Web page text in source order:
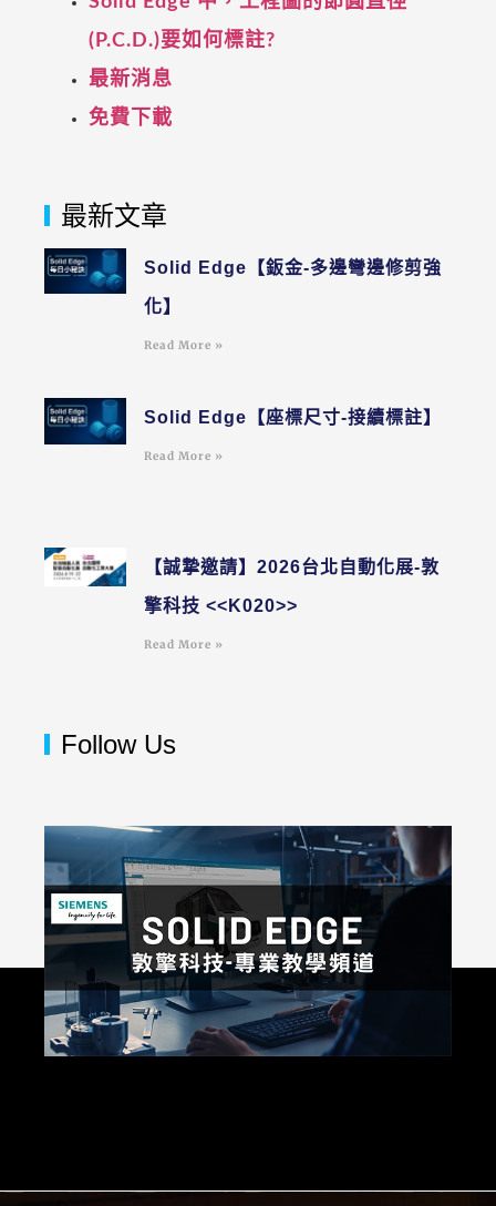
(P.C.D.)要如何標註?
最新消息
免費下載
最新文章
Solid Edge【鈑金-多邊彎邊修剪強
化】
Read More »
Solid Edge【座標尺寸-接續標註】
Read More »
【誠摯邀請】2026台北自動化展-敦
擎科技 <<K020>>
Read More »
Follow Us